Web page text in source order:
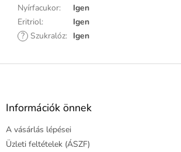
Nyírfacukor:
Igen
Eritriol:
Igen
? Szukralóz: Igen
L
Információk önnek
A vásárlás lépései
Üzleti feltételek (ÁSZF)